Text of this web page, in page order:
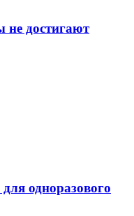
достигают
одноразового